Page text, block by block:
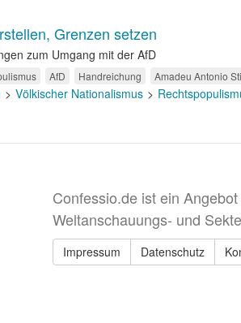
Grenzen setzen
zum Umgang mit der AfD
AfD Handreichung Amadeu Antonio
Völkischer Nationalismus
Confessio.de ist ein
Weltanschauungs- und
Impressum Datenschutz